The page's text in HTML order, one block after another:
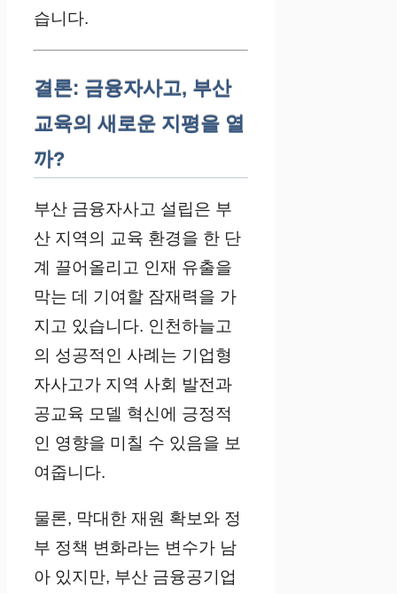
습니다.
결론: 금융자사고, 부산
교육의 새로운 지평을 열
까?
부산 금융자사고 설립은 부
산 지역의 교육 환경을 한 단
계 끌어올리고 인재 유출을
막는 데 기여할 잠재력을 가
지고 있습니다. 인천하늘고
의 성공적인 사례는 기업형
자사고가 지역 사회 발전과
공교육 모델 혁신에 긍정적
인 영향을 미칠 수 있음을 보
여줍니다.
물론, 막대한 재원 확보와 정
부 정책 변화라는 변수가 남
아 있지만, 부산 금융공기업